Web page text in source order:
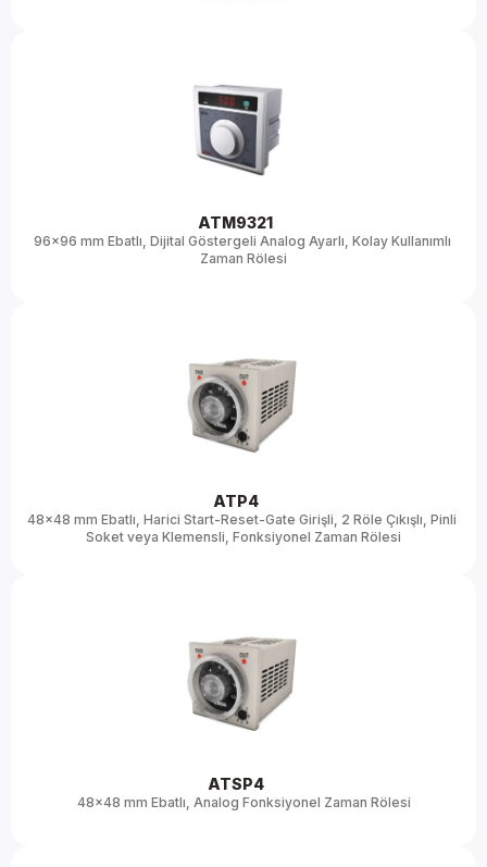
ATM9321
96x96 mm Ebatlı, Dijital Göstergeli Analog Ayarlı, Kolay Kullanımlı
Zaman Rölesi
ATP4
48x48 mm Ebatlı, Harici Start-Reset-Gate Girişli, 2 Röle Çıkışlı, Pinli
Soket veya Klemensli, Fonksiyonel Zaman Rölesi
ATSP4
48x48 mm Ebatlı, Analog Fonksiyonel Zaman Rölesi